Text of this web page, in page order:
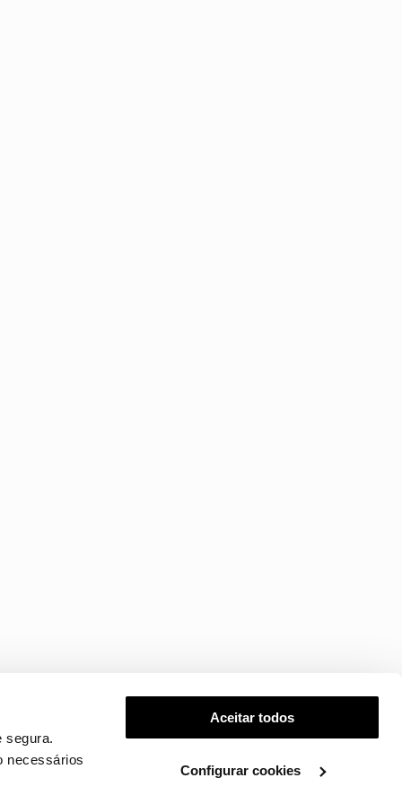
segura.
necessários
Aceitar todos
Configurar cookies